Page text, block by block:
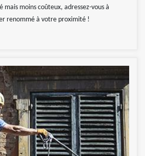
mais moins coûteux, adressez-vous à
renommé à votre proximité !